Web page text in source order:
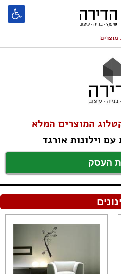
מוצרים
המוצרים המלא
וילונות אורגד
העסק